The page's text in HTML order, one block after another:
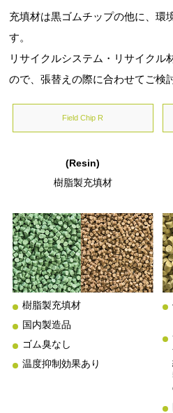
充填材は黒ゴムチップの他に、環
す。
リサイクルシステム・リサイクル
ので、張替えの際に合わせてご検
Field Chip R
(Resin)
樹脂製充填材
樹脂製充填材
国内製造品
ゴム臭なし
温度抑制効果あり